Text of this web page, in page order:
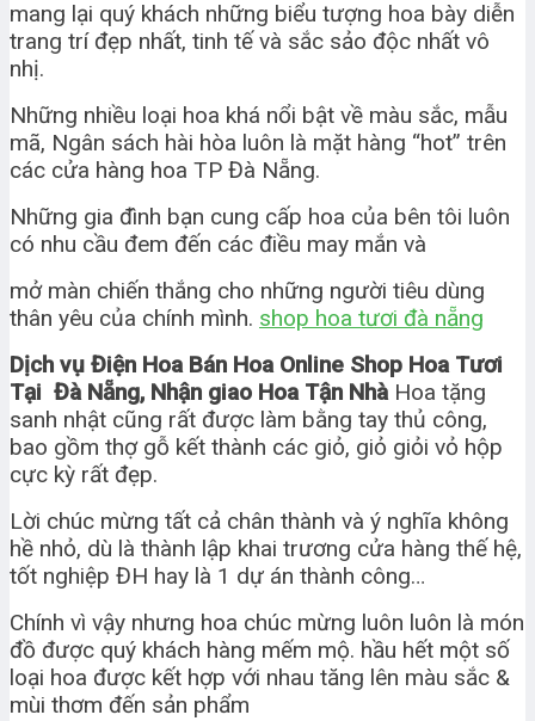
mang lại quý khách những biểu tượng hoa bày diễn
trang trí đẹp nhất, tinh tế và sắc sảo độc nhất vô
nhị.
Những nhiều loại hoa khá nổi bật về màu sắc, mẫu
mã, Ngân sách hài hòa luôn là mặt hàng “hot” trên
các cửa hàng hoa TP Đà Nẵng.
Những gia đình bạn cung cấp hoa của bên tôi luôn
có nhu cầu đem đến các điều may mắn và
mở màn chiến thắng cho những người tiêu dùng
thân yêu của chính mình. shop hoa tươi đà nẵng
Dịch vụ Điện Hoa Bán Hoa Online Shop Hoa Tươi
Tại Đà Nẵng, Nhận giao Hoa Tận Nhà Hoa tặng
sanh nhật cũng rất được làm bằng tay thủ công,
bao gồm thợ gỗ kết thành các giỏ, giỏ giỏi vỏ hộp
cực kỳ rất đẹp.
Lời chúc mừng tất cả chân thành và ý nghĩa không
hề nhỏ, dù là thành lập khai trương cửa hàng thế hệ,
tốt nghiệp ĐH hay là 1 dự án thành công…
Chính vì vậy nhưng hoa chúc mừng luôn luôn là món
đồ được quý khách hàng mếm mộ. hầu hết một số
loại hoa được kết hợp với nhau tăng lên màu sắc &
mùi thơm đến sản phẩm